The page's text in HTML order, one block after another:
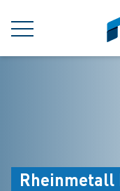
MENÜ
Rheinmetall